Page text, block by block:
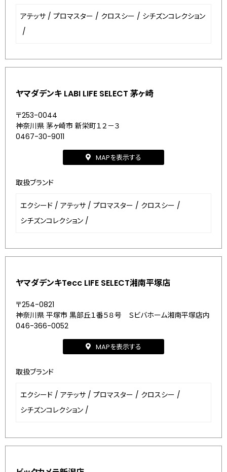
アテッサ / プロマスター / クロスシー / シチズンコレクション
/
ヤマダデンキ LABI LIFE SELECT 茅ヶ崎
〒253-0044
神奈川県 茅ヶ崎市 新栄町１２－３
0467-30-9011
MAPを表示する
取扱ブランド
エクシード / アテッサ / プロマスター / クロスシー /
シチズンコレクション /
ヤマダデンキTecc LIFE SELECT湘南平塚店
〒254-0821
神奈川県 平塚市 黒部丘１番５８号 Ｓビバホーム湘南平塚店内
046-366-0052
MAPを表示する
取扱ブランド
エクシード / アテッサ / プロマスター / クロスシー /
シチズンコレクション /